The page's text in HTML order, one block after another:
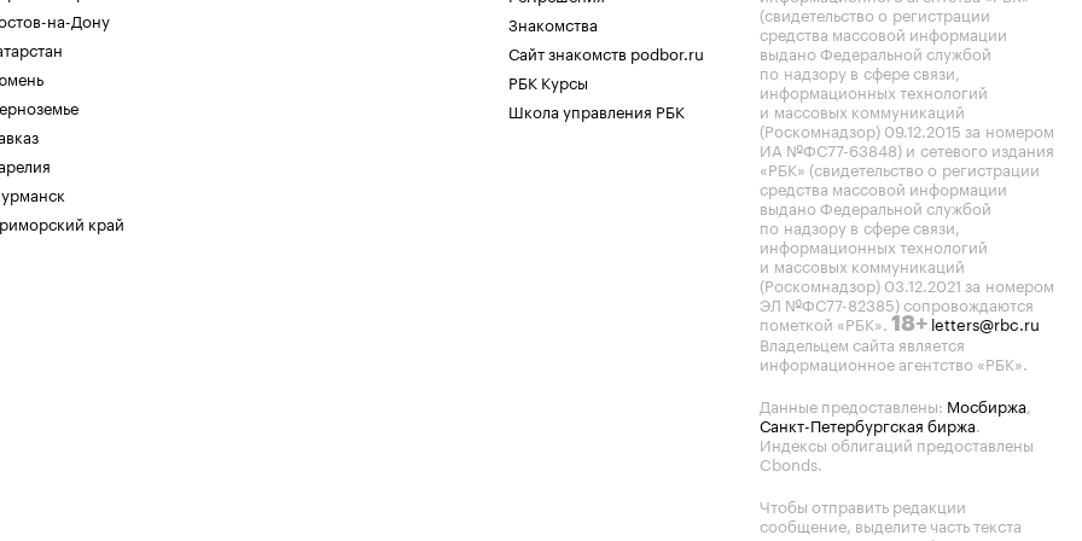
на-Дону
край
Знакомства
Сайт знакомств podbor.ru
РБК Курсы
Школа управления РБК
(свидетельство о регистрации
средства массовой информации
выдано Федеральной службой
по надзору в сфере связи,
информационных технологий
и массовых коммуникаций
(Роскомнадзор) 09.12.2015 за номером
ИА №ФС77-63848) и сетевого издания
«РБК» (свидетельство о регистрации
средства массовой информации
выдано Федеральной службой
по надзору в сфере связи,
информационных технологий
и массовых коммуникаций
(Роскомнадзор) 03.12.2021 за номером
ЭЛ №ФС77-82385) сопровождаются
пометкой «РБК». 18+ letters@rbc.ru
Владельцем сайта является
информационное агентство «РБК».
Данные предоставлены: Мосбиржа,
Санкт-Петербургская биржа.
Индексы облигаций предоставлены
Cbonds.
Чтобы отправить редакции
сообщение, выделите часть текста